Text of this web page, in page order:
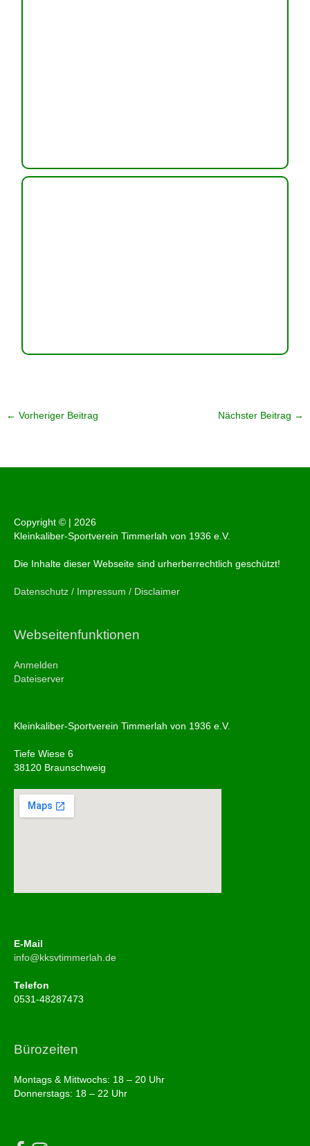
← Vorheriger Beitrag Nächster Beitrag →
Copyright © | 2026
Kleinkaliber-Sportverein Timmerlah von 1936 e.V.
Die Inhalte dieser Webseite sind urherberrechtlich geschützt!
Datenschutz / Impressum / Disclaimer
Webseitenfunktionen
Anmelden
Dateiserver
Kleinkaliber-Sportverein Timmerlah von 1936 e.V.
Tiefe Wiese 6
38120 Braunschweig
E-Mail
info@kksvtimmerlah.de
Telefon
0531-48287473
Bürozeiten
Montags & Mittwochs: 18 – 20 Uhr
Donnerstags: 18 – 22 Uhr